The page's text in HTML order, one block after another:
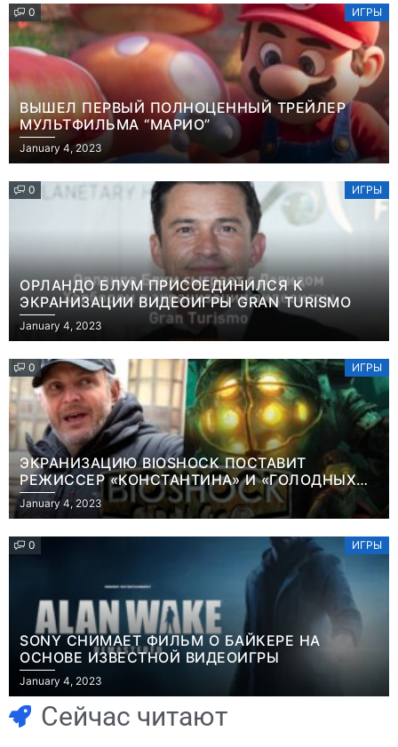
0 ИГРЫ
ВЫШЕЛ ПЕРВЫЙ ПОЛНОЦЕННЫЙ ТРЕЙЛЕР
МУЛЬТФИЛЬМА “МАРИО”
January 4, 2023
0 ИГРЫ
ОРЛАНДО БЛУМ ПРИСОЕДИНИЛСЯ К
ЭКРАНИЗАЦИИ ВИДЕОИГРЫ GRAN TURISMO
January 4, 2023
0 ИГРЫ
ЭКРАНИЗАЦИЮ BIOSHOCK ПОСТАВИТ
РЕЖИССЕР «КОНСТАНТИНА» И «ГОЛОДНЫХ
ИГР»
January 4, 2023
0 ИГРЫ
SONY СНИМАЕТ ФИЛЬМ О БАЙКЕРЕ НА
ОСНОВЕ ИЗВЕСТНОЙ ВИДЕОИГРЫ
January 4, 2023
Сейчас читают
Игры
Геймеры
отменяют
Новичок-геймер